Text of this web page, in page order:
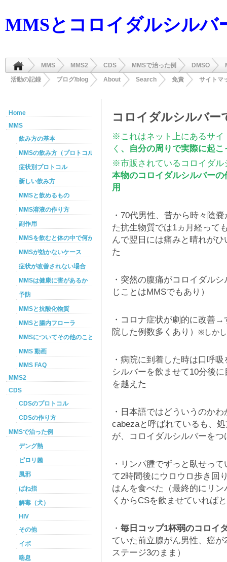
MMSとコロイダルシルバ
MMS MMS2 CDS MMSで治った例 DMSO
活動の記録
ブログ/blog About Search 免責 サイトマ
コロイダルシルバー
※これはネット上にあるサイ
く 、自分の周りで実際に起こ
※市販されているコロイダル
本物のコロイダルシルバー
用
・70代男性、昔から時々陰
た抗生物質では1ヵ月経って
んで翌日には痛みと晴れが
た
・突然の腹痛がコロイダル
じことはMMSでもあり）
・コロナ症状が劇的に改善
院した例数多くあり）
※しか
・病院に到着した時は口呼
シルバーを飲ませて10分後
を越えた
・日本語ではどういうのか
cabezaと呼ばれているも、
が、コロイダルシルバーを
・リンパ腫でずっと臥せっ
て2時間後にウロウロ歩き回
はんを食べた（最終的にリ
くからCSを飲ませていれば
・ 毎日コップ1杯弱のコロイ
ていた前立腺がん男性、癌
ステージ3のまま）
Home
MMS
飲み方の基本
MMSの飲み方（プロトコル）
症状別プロトコル
新しい飲み方
MMSと飲めるもの
MMS溶液の作り方
副作用
MMSを飲むと体の中で何が起こるか
MMSが効かないケース
症状が改善されない場合
MMSは健康に害があるか
予防
MMSと抗酸化物質
MMSと腸内フローラ
MMSについてその他のこと
MMS 動画
MMS FAQ
MMS2
CDS
CDSのプロトコル
CDSの作り方
MMSで治った例
デング熱
ピロリ菌
風邪
ばね指
解毒（犬）
HIV
その他
イボ
喘息